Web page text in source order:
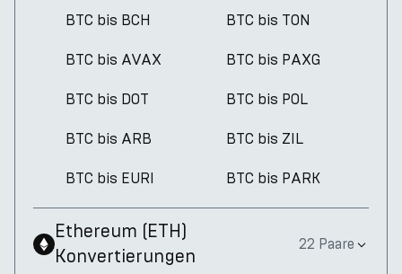
BTC bis BCH BTC bis TON
BTC bis AVAX BTC bis PAXG
BTC bis DOT BTC bis POL
BTC bis ARB BTC bis ZIL
BTC bis EURI BTC bis PARK
Ethereum (ETH)
Konvertierungen
22 Paare